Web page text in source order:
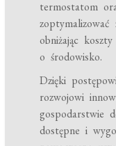
termostatom
zoptymalizować
obniżając
o środowisko.
Dzięki
rozwojowi
gospodarstwie
dostępne i